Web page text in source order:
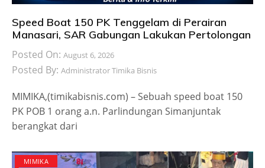
Speed Boat 150 PK Tenggelam di Perairan
Manasari, SAR Gabungan Lakukan Pertolongan
Posted On: August 6, 2026
Posted By: Administrator Timika Bisnis
MIMIKA,(timikabisnis.com) – Sebuah speed boat 150
PK POB 1 orang a.n. Parlindungan Simanjuntak
berangkat dari
MIMIKA